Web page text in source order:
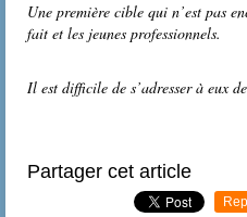
Une première cible qui n’est pas
fait et les jeunes professionnels.
Il est difficile de s’adresser à eux
Partager cet article